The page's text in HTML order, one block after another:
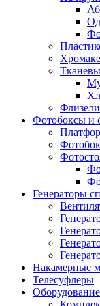
Фотобоксы и
Генераторы
Накамерные
Телесуфлеры